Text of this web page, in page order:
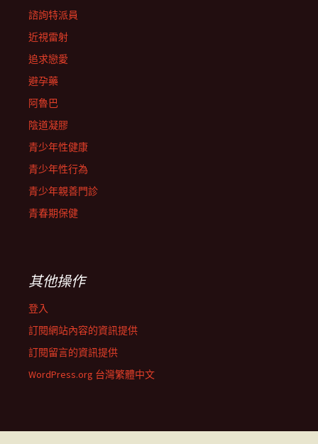
諮詢特派員
近視雷射
追求戀愛
避孕藥
阿魯巴
陰道凝膠
青少年性健康
青少年性行為
青少年親善門診
青春期保健
其他操作
登入
訂閱網站內容的資訊提供
訂閱留言的資訊提供
WordPress.org 台灣繁體中文